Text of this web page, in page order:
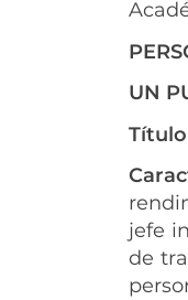
UN
jefe
de